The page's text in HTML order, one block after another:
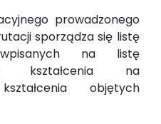
prowadzonego
sporządza się listę
na listę
kształcenia na
objętych